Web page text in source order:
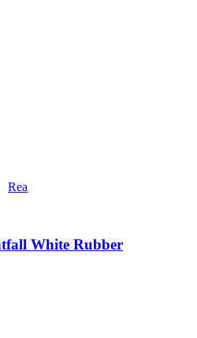
Rea
White Rubber